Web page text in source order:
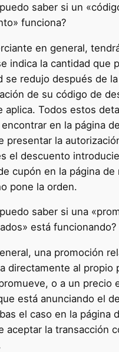
saber si un
funciona?
en general,
indica la cantidad que
se redujo después de la
de su código de
aplica. Todos estos
en la página
presentar la
el descuento
cupón en la página de
pone la orden.
saber si una
está funcionando?
una promoción
directamente al propio
o a un precio
está anunciando el
el caso en la página
aceptar la transacción